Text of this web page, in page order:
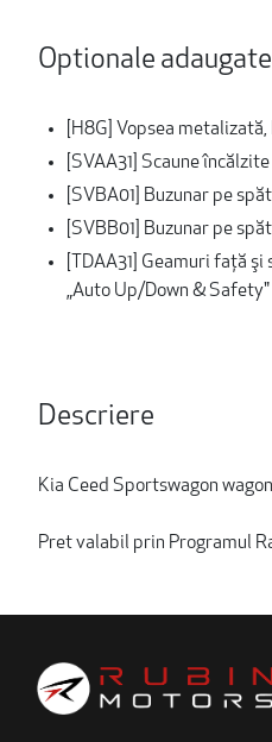
Optionale adaugate
[H8G] Vopsea
[SVAA31] Scaune
[SVBA01] Buzunar pe
[SVBB01] Buzunar pe
[TDAA31] Geamuri faţă
„Auto Up/Down &
Descriere
Kia Ceed Sportswagon
Pret valabil prin Programul